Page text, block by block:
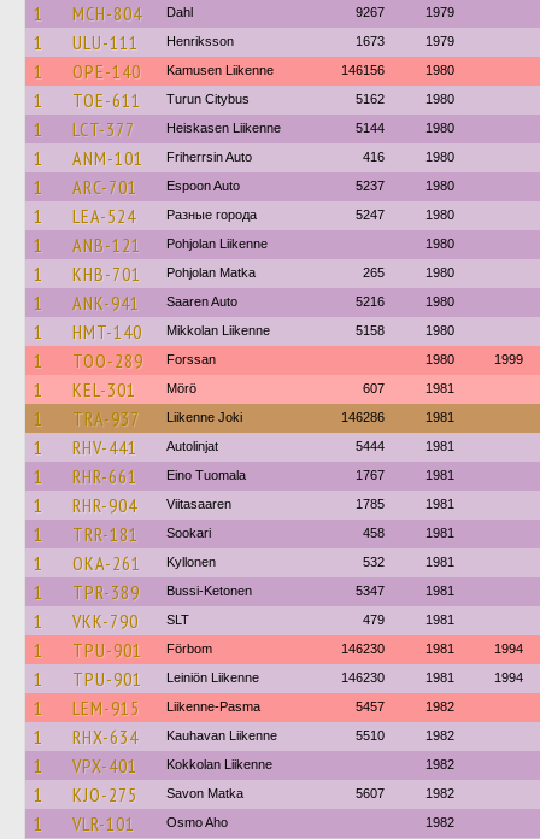
1 MCH-804 Dahl 9267 1979
1 ULU-111 Henriksson 1673 1979
1 OPE-140 Kamusen Liikenne 146156 1980
1 TOE-611 Turun Citybus 5162 1980
1 LCT-377 Heiskasen Liikenne 5144 1980
1 ANM-101 Friherrsin Auto 416 1980
1 ARC-701 Espoon Auto 5237 1980
1 LEA-524 Разные города 5247 1980
1 ANB-121 Pohjolan Liikenne 1980
1 KHB-701 Pohjolan Matka 265 1980
1 ANK-941 Saaren Auto 5216 1980
1 HMT-140 Mikkolan Liikenne 5158 1980
1 TOO-289 Forssan 1980 1999
1 KEL-301 Mörö 607 1981
1 TRA-937 Liikenne Joki 146286 1981
1 RHV-441 Autolinjat 5444 1981
1 RHR-661 Eino Tuomala 1767 1981
1 RHR-904 Viitasaaren 1785 1981
1 TRR-181 Sookari 458 1981
1 OKA-261 Kyllonen 532 1981
1 TPR-389 Bussi-Ketonen 5347 1981
1 VKK-790 SLT 479 1981
1 TPU-901 Förbom 146230 1981 1994
1 TPU-901 Leiniön Liikenne 146230 1981 1994
1 LEM-915 Liikenne-Pasma 5457 1982
1 RHX-634 Kauhavan Liikenne 5510 1982
1 VPX-401 Kokkolan Liikenne 1982
1 KJO-275 Savon Matka 5607 1982
1 VLR-101 Osmo Aho 1982